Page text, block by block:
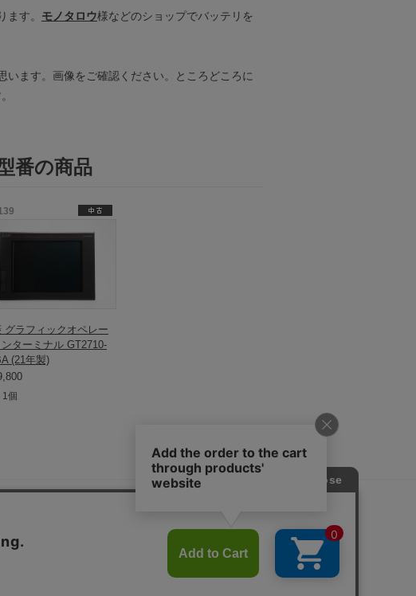
す。 モノタロウ様などのショップでバッテリを
ます。画像をご確認ください。ところどころに
番の商品
グラフィックオペレー
ンターミナル GT2710-
(21年製)
1個